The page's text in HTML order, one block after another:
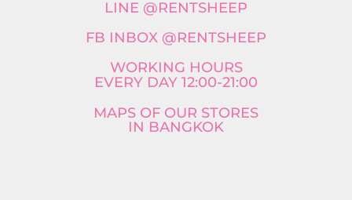
LINE @RENTSHEEP
FB INBOX @RENTSHEEP
WORKING HOURS
EVERY DAY 12:00-21:00
MAPS OF OUR STORES
IN BANGKOK